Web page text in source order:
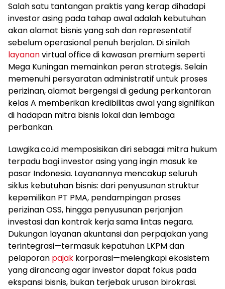
Salah satu tantangan praktis yang kerap dihadapi
investor asing pada tahap awal adalah kebutuhan
akan alamat bisnis yang sah dan representatif
sebelum operasional penuh berjalan. Di sinilah
layananvirtual office di kawasan premium seperti
Mega Kuningan memainkan peran strategis. Selain
memenuhi persyaratan administratif untuk proses
perizinan, alamat bergengsi di gedung perkantoran
kelas A memberikan kredibilitas awal yang signifikan
di hadapan mitra bisnis lokal dan lembaga
perbankan.
Lawgika.co.id memposisikan diri sebagai mitra hukum
terpadu bagi investor asing yang ingin masuk ke
pasar Indonesia. Layanannya mencakup seluruh
siklus kebutuhan bisnis: dari penyusunan struktur
kepemilikan PT PMA, pendampingan proses
perizinan OSS, hingga penyusunan perjanjian
investasi dan kontrak kerja sama lintas negara.
Dukungan layanan akuntansi dan perpajakan yang
terintegrasi—termasuk kepatuhan LKPM dan
pelaporan pajak korporasi—melengkapi ekosistem
yang dirancang agar investor dapat fokus pada
ekspansi bisnis, bukan terjebak urusan birokrasi.